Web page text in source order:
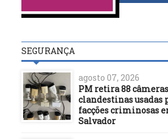
DESTAQUES
22/06/21
ILHÉUS: JUSTIÇA MANDA
CÂMARA DEVOLVER CARGO
DE SEGUNDO SECRETÁRIO
AO VEREADOR LUCA LIMA
SEGURANÇA
agosto 07, 2026
PM retira 88 câmeras
clandestinas usadas
facções criminosas
Salvador